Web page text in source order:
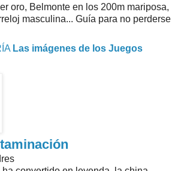
oro, Belmonte en los 200m mariposa,
masculina... Guía para no perderse
Las imágenes de los Juegos